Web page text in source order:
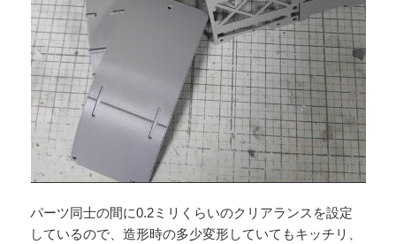
パーツ同士の間に0.2ミリくらいのクリアランスを設定
しているので、造形時の多少変形していてもキッチリ、